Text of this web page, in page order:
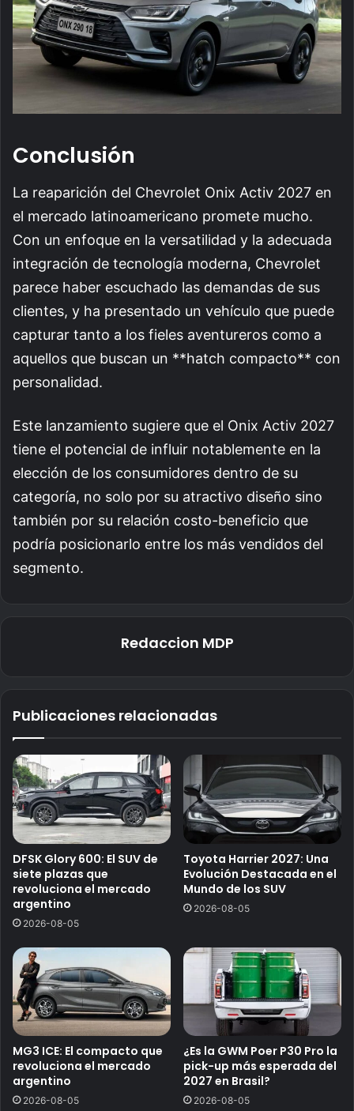
Conclusión
La reaparición del Chevrolet Onix Activ 2027 en
el mercado latinoamericano promete mucho.
Con un enfoque en la versatilidad y la adecuada
integración de tecnología moderna, Chevrolet
parece haber escuchado las demandas de sus
clientes, y ha presentado un vehículo que puede
capturar tanto a los fieles aventureros como a
aquellos que buscan un **hatch compacto** con
personalidad.
Este lanzamiento sugiere que el Onix Activ 2027
tiene el potencial de influir notablemente en la
elección de los consumidores dentro de su
categoría, no solo por su atractivo diseño sino
también por su relación costo-beneficio que
podría posicionarlo entre los más vendidos del
segmento.
Redaccion MDP
Publicaciones relacionadas
DFSK Glory 600: El SUV de
siete plazas que
revoluciona el mercado
argentino
2026-08-05
Toyota Harrier 2027: Una
Evolución Destacada en el
Mundo de los SUV
2026-08-05
MG3 ICE: El compacto que
revoluciona el mercado
argentino
2026-08-05
¿Es la GWM Poer P30 Pro la
pick-up más esperada del
2027 en Brasil?
2026-08-05